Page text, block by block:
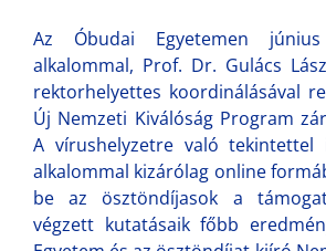
Az Óbudai Egyetemen
alkalommal, Prof. Dr. Gulács
rektorhelyettes koordinálásával
Új Nemzeti Kiválóság Program
A vírushelyzetre való tekintettel
alkalommal kizárólag online
be az ösztöndíjasok a
végzett kutatásaik főbb